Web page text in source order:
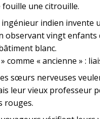
une citrouille.
ingénieur indien invente
observant vingt enfants
blanc.
comme « ancienne » :
sœurs nerveuses
leur vieux professeur
rouges.